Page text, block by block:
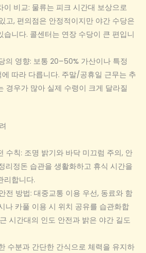
이 비교: 물류는 피크 시간대 보상으로
고, 편의점은 안정적이지만 야간 수당은
습니다. 콜센터는 연장 수당이 큰 편입니
의 영향: 보통 20–50% 가산이나 특정
따라 다릅니다. 주말/공휴일 근무는 추
경우가 많아 실제 수령이 크게 달라질
수칙: 조명 밝기와 바닥 미끄럼 주의, 안
리정돈 습관을 생활화하고 휴식 시간을
리합니다.
전 방법: 대중교통 이용 우선, 동료와 함
나 카풀 이용 시 위치 공유를 습관화합
시간대의 인도 안전과 밝은 야간 길도
수분과 간단한 간식으로 체력을 유지하